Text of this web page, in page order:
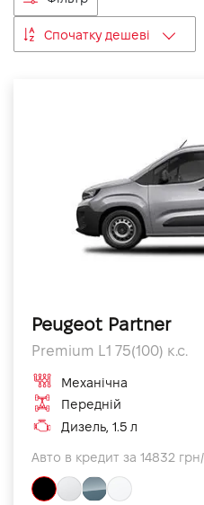
Спочатку дешеві
Peugeot Partner
Premium L1 75(100) к.с.
Механічна
Передній
Дизель, 1.5 л
Авто в кредит за 14832
Контакти
Підпишись на наш